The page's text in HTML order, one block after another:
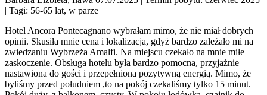
| Tagi: 56-65 lat, w parze
Hotel Ancora Pontecagnano wybrałam mimo, że nie miał dobrych
opinii. Skusiła mnie cena i lokalizacja, gdyż bardzo zależało mi na
zwiedzaniu Wybrzeża Amalfi. Na miejscu czekało na mnie miłe
zaskoczenie. Obsługa hotelu była bardzo pomocna, przyjaźnie
nastawiona do gości i przepełniona pozytywną energią. Mimo, że
byliśmy przed południem ,to na pokój czekaliśmy tylko 15 minut.